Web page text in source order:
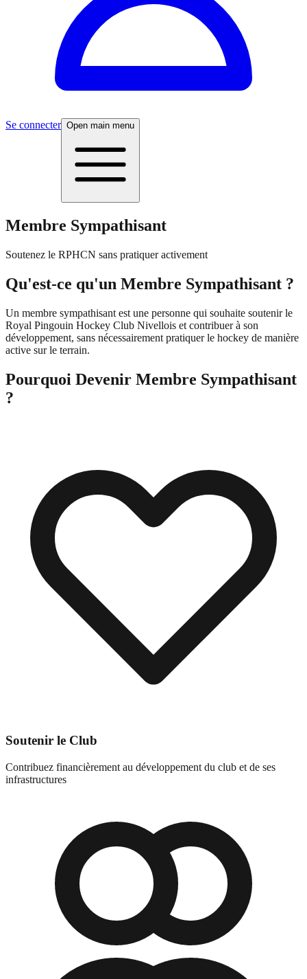
Se connecter Open main menu
Membre Sympathisant
Soutenez le RPHCN sans pratiquer activement
Qu'est-ce qu'un Membre Sympathisant ?
Un membre sympathisant est une personne qui souhaite soutenir le
Royal Pingouin Hockey Club Nivellois et contribuer à son
développement, sans nécessairement pratiquer le hockey de manière
active sur le terrain.
Pourquoi Devenir Membre Sympathisant
?
Soutenir le Club
Contribuez financièrement au développement du club et de ses
infrastructures